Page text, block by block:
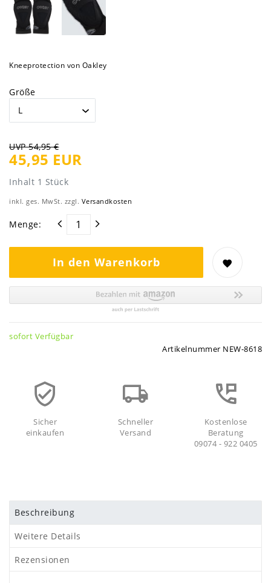
Kneeprotection von Oakley
Größe
UVP 54,95 €
45,95 EUR
Inhalt 1 Stück
inkl. ges. MwSt. zzgl. Versandkosten
Menge:
In den Warenkorb
sofort Verfügbar
Artikelnummer NEW-8618
Sicher
einkaufen
Schneller
Versand
Kostenlose
Beratung
09074 - 922 0405
Beschreibung
Weitere Details
Rezensionen